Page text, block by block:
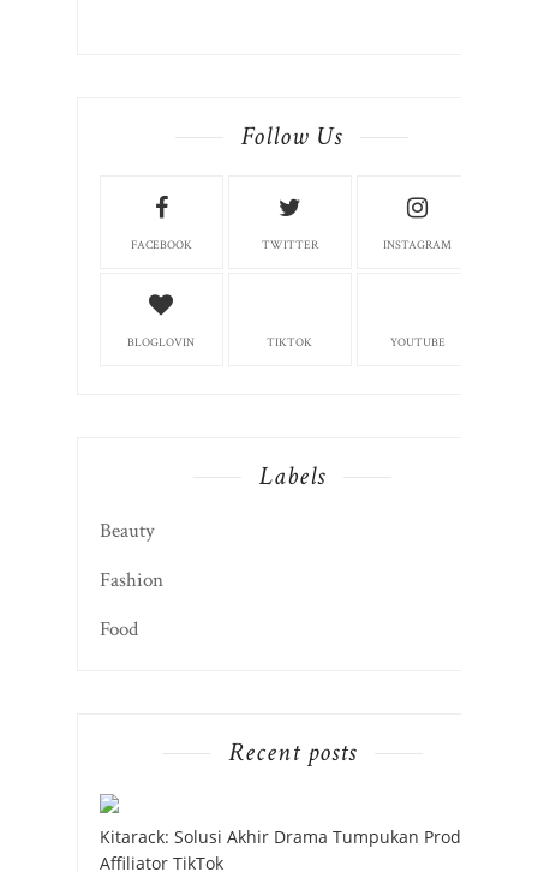
Follow Us
FACEBOOK TWITTER INSTAGRAM
BLOGLOVIN TIKTOK YOUTUBE
Labels
Beauty
Fashion
Food
Recent posts
Kitarack: Solusi Akhir Drama Tumpukan Produk
Affiliator TikTok